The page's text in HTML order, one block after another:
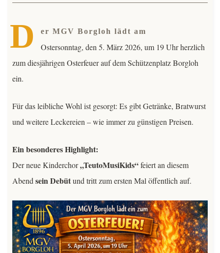
Mitglieder
TeutoChoriFeen-Termine
TeutoChoriFeen Einblicke
TeutoChoriFeen Vorstand
TeutoChoriFeen intern
TeutoMusiKids
TeutoMusiKids-Termine
TeutoMusiKids News
D er MGV Borgloh lädt am
Ostersonntag, den 5. März 2026, um 19 Uhr herzlich
zum diesjährigen Osterfeuer auf dem Schützenplatz Borgloh
ein.
Für das leibliche Wohl ist gesorgt: Es gibt Getränke, Bratwurst
und weitere Leckereien – wie immer zu günstigen Preisen.
Ein besonderes Highlight:
Der neue Kinderchor„TeutoMusiKids“feiert an diesem
Abend sein Debütund tritt zum ersten Mal öffentlich auf.